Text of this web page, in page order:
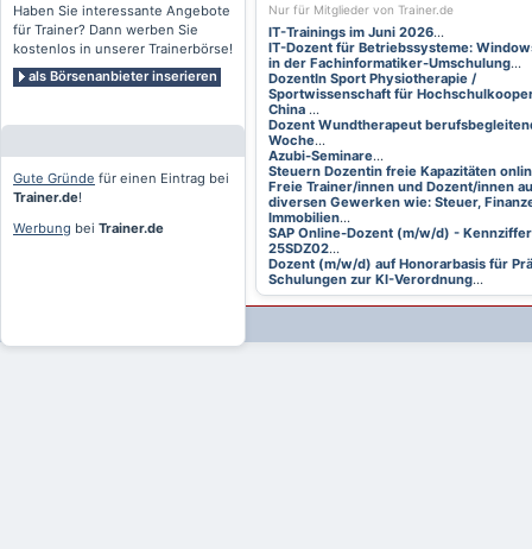
Haben Sie interessante Angebote
für Trainer? Dann werben Sie
kostenlos in unserer Trainerbörse!
als Börsenanbieter inserieren
Gute Gründe für einen Eintrag bei
Trainer.de!
Werbung bei Trainer.de
Nur für Mitglieder von Trainer.de
IT-Trainings im Juni 2026...
IT-Dozent für Betriebssysteme:
in der Fachinformatiker-Umschulung...
DozentIn Sport Physiotherapie /
Sportwissenschaft für
China ...
Dozent Wundtherapeut
Woche...
Azubi-Seminare...
Steuern Dozentin freie Kapazitäten
Freie Trainer/innen und Dozent/innen
diversen Gewerken wie: Steuer,
Immobilien...
SAP Online-Dozent (m/w/d) -
25SDZ02...
Dozent (m/w/d) auf Honorarbasis für
Schulungen zur KI-Verordnung...